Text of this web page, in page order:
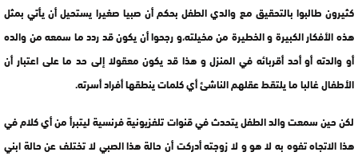
كثيرون طالبوا بالتحقيق مع والدي الطفل بحكم أن صبيا صغيرا يستحيل أن يأتي بمثل
هذه الأفكار الكبيرة و الخطيرة من مخيلته،و رجحوا أن يكون قد ردد ما سمعه من والده
أو والدته أو أحد أقربائه في المنزل و هذا قد يكون معقولا إلى حد ما على اعتبار أن
الأطفال غالبا ما يلتقط عقلهم الناشئ أي كلمات ينطقها أفراد أسرته.
لكن حين سمعت والد الطفل يتحدث في قنوات تلفزيونية فرنسية ليتبرأ من أي كلام في
هذا الاتجاه تفوه به لا هو و لا زوجته أدركت أن حالة هذا الصبي لا تختلف عن حالة ابني